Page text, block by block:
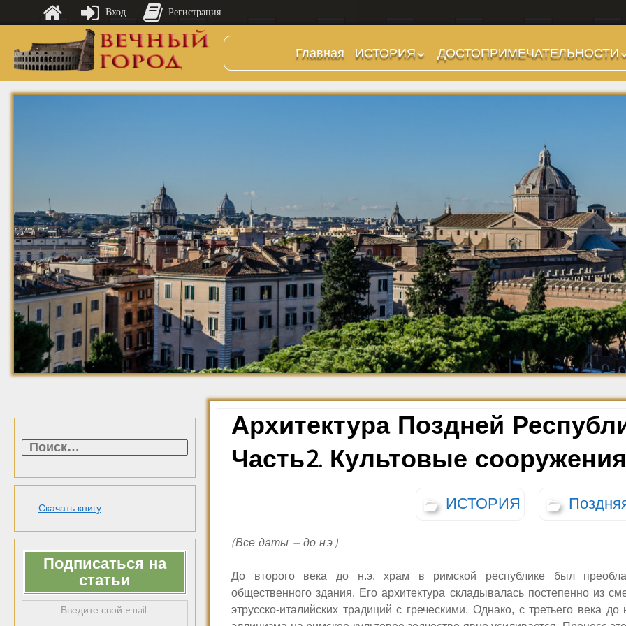
Главная
ИСТОРИЯ
Предыстория
Царский период
Империя. Принципат
(27 г до н.э. — 284 г
н.э.)
Империя. Доминат
(284-476 гг)
Темные Века. Готы
Темные Века.
Экзархат
Средневековье
Возрождение и
Барокко
ДОСТОПРИМЕЧАТЕЛЬНОСТИ
Холмы и остров.
Районы
Стадионы, Термы
Дохристианские
храмы
Христианские храмы,
базилики etc.
Дворцы
Арки, колонны и
обелиски
Фонтаны
Скачать книгу
Подписаться на
статьи
Введите свой email:
Архитектура Поздней
Часть2. Культовые сооружения
ИСТОРИЯ
(Все даты — до н.э.)
До второго века до н.э. храм в римской республике был
общественного здания. Его архитектура складывалась постепенно из
этрусско-италийских традиций с греческими. Однако, с третьего века до
Вход Регистрация